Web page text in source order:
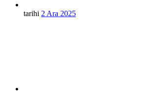
tarihi 2 Ara 2025